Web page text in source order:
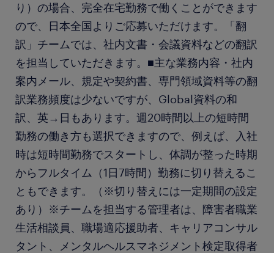
り）の場合、完全在宅勤務で働くことができます
ので、日本全国よりご応募いただけます。「翻
訳」チームでは、社内文書・会議資料などの翻訳
を担当していただきます。■主な業務内容・社内
案内メール、規定や契約書、専門領域資料等の翻
訳業務頻度は少ないですが、Global資料の和
訳、英→日もあります。週20時間以上の短時間
勤務の働き方も選択できますので、例えば、入社
時は短時間勤務でスタートし、体調が整った時期
からフルタイム（1日7時間）勤務に切り替えるこ
ともできます。（※切り替えには一定期間の設定
あり）※チームを担当する管理者は、障害者職業
生活相談員、職場適応援助者、キャリアコンサル
タント、メンタルヘルスマネジメント検定取得者